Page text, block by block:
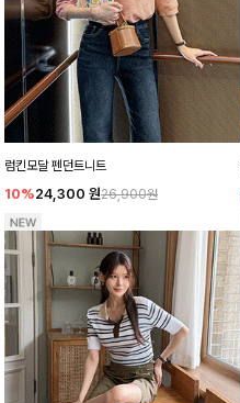
럼킨모달 펜던트니트
10%24,300 원26,900원